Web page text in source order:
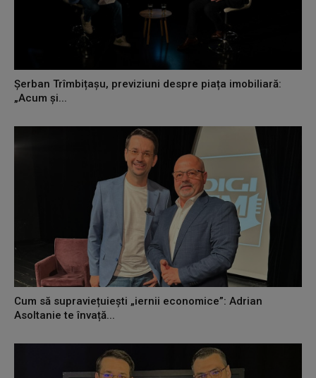
Șerban Trîmbițașu, previziuni despre piața imobiliară:
„Acum și...
Cum să supraviețuiești „iernii economice”: Adrian
Asoltanie te învață...